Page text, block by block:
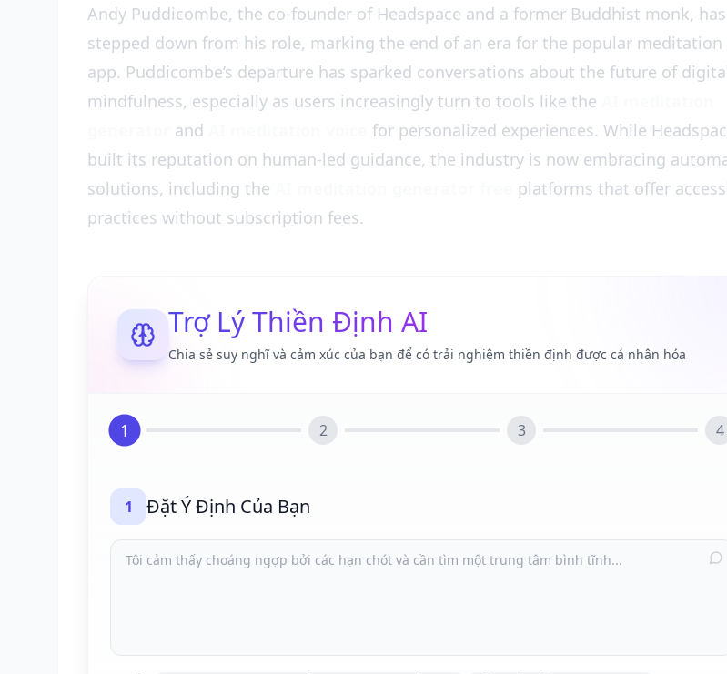
Andy Puddicombe, the co-founder of Headspace and a former Buddhist monk, has
stepped down from his role, marking the end of an era for the popular meditation
app. Puddicombe’s departure has sparked conversations about the future of
mindfulness, especially as users increasingly turn to tools like the
and
for personalized experiences. While
built its reputation on human-led guidance, the industry is now embracing
solutions, including the
platforms that offer
practices without subscription fees.
Trợ Lý Thiền Định AI
Chia sẻ suy nghĩ và cảm xúc của bạn để có trải nghiệm thiền định được cá nhân hóa
1 2 3 4
1 Đặt Ý Định Của Bạn